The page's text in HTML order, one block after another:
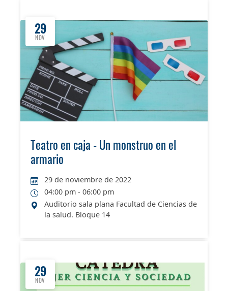
29
NOV
Teatro en caja - Un monstruo en el
armario
29 de noviembre de 2022
04:00 pm - 06:00 pm
Auditorio sala plana Facultad de Ciencias de
la salud. Bloque 14
29
NOV